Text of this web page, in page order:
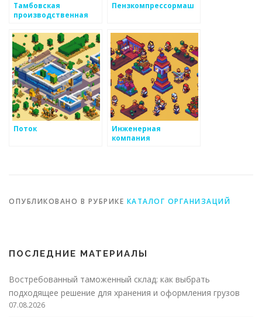
Тамбовская
производственная
Пензкомпрессормаш
Поток
Инженерная
компания
ОПУБЛИКОВАНО В РУБРИКЕ КАТАЛОГ ОРГАНИЗАЦИЙ
ПОСЛЕДНИЕ МАТЕРИАЛЫ
Востребованный таможенный склад: как выбрать
подходящее решение для хранения и оформления грузов
07.08.2026